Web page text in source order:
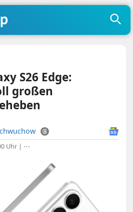
S26 Edge:
großen
Uhr | ⋯